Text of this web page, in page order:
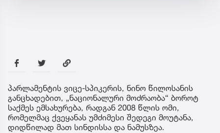
პარლამენტის ვიცე-სპიკერის, ნინო წილოსანის
განცხადებით, „ნაციონალური მოძრაობა“ ბოროტ
საქმეს ემსახურება, რადგან 2008 წლის ომი,
რომელმაც ქვეყანას უმძიმესი შედეგი მოუტანა,
დიდწილად მათ სინდისსა და ნამუსზეა.